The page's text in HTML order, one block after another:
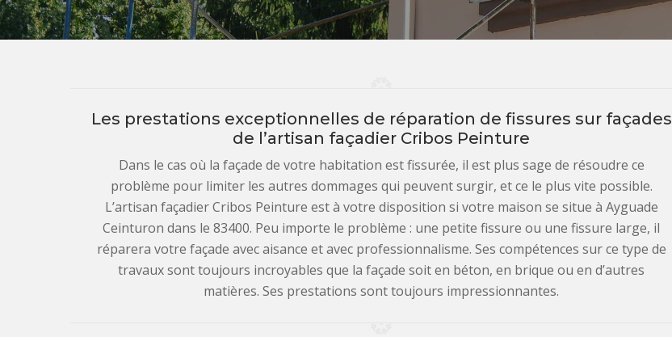
Les prestations exceptionnelles de réparation de fissures sur façades
de l’artisan façadier Cribos Peinture
Dans le cas où la façade de votre habitation est fissurée, il est plus sage de résoudre ce
problème pour limiter les autres dommages qui peuvent surgir, et ce le plus vite possible.
L’artisan façadier Cribos Peinture est à votre disposition si votre maison se situe à Ayguade
Ceinturon dans le 83400. Peu importe le problème : une petite fissure ou une fissure large, il
réparera votre façade avec aisance et avec professionnalisme. Ses compétences sur ce type de
travaux sont toujours incroyables que la façade soit en béton, en brique ou en d’autres
matières. Ses prestations sont toujours impressionnantes.